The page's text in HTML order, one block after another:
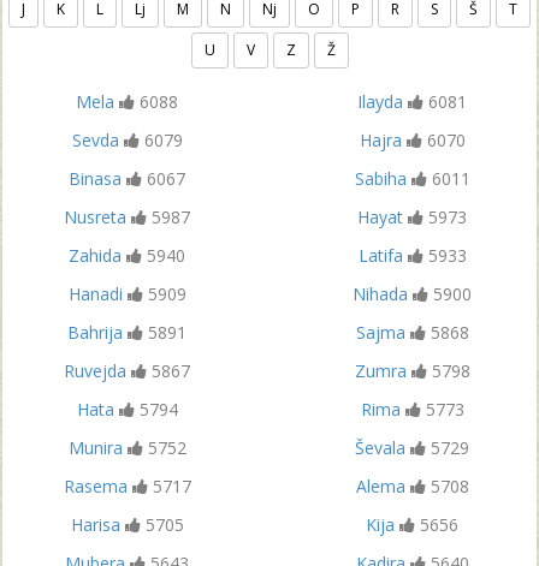
J
K L Lj M N Nj O P R S Š
T
U
V Z Ž
Mela 6088 Ilayda
6081
Sevda
6079 Hajra
6070
Binasa
6067 Sabiha
6011
Nusreta
5987 Hayat
5973
Zahida
5940 Latifa
5933
Hanadi
5909 Nihada
5900
Bahrija
5891 Sajma
5868
Ruvejda
5867 Zumra
5798
Hata
5794 Rima
5773
Munira
5752 Ševala
5729
Rasema
5717 Alema
5708
Harisa
5705 Kija
5656